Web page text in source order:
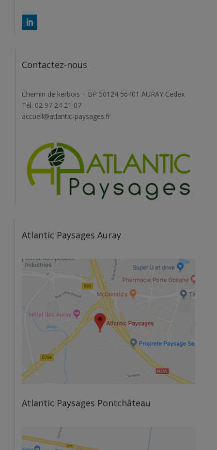
Contactez-nous
Chemin de kerbois – BP 50124 56401 AURAY Cedex
Tél. 02 97 24 21 07
accueil@atlantic-paysages.fr
Atlantic Paysages Auray
Atlantic Paysages Pontchâteau